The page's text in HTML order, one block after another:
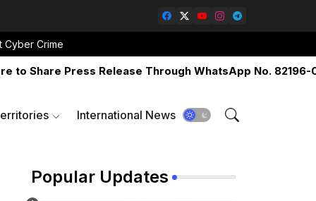
Cyber Crime
Press Release Through WhatsApp No. 82196-
International News
Popular Updates